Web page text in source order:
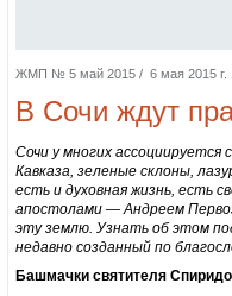
ЖМП № 5 май 2015 / 6 мая 2015 г.
В Сочи ждут
Сочи у многих
Кавказа, зеленые склоны,
есть и духовная жизнь, есть
апостолами — Андреем
эту землю. Узнать об этом
недавно созданный по
Башмачки святителя